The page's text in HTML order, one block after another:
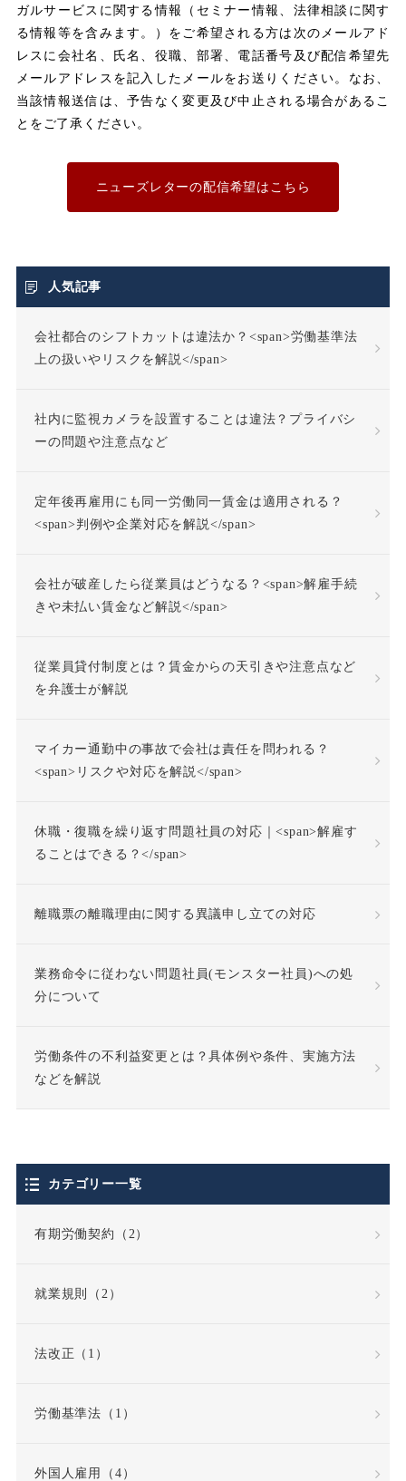
メンタルヘルス
ユニオン
不利益取り扱い
不利益変更
不当労働行為 不支給
不法行為責任
不活動仮眠時間 不眠症
事業場外労働
付加金
企業再生 休日出勤
休業補償
休職合意 休職命令
個人情報の利用目的
個人情報の取扱い
個人情報保護法
公益通報・内部告発
公益通報者保護法
ガルサービスに関する情報（セミナー情報、法律相談に関す
る情報等を含みます。）をご希望される方は次のメールアド
レスに会社名、氏名、役職、部署、電話番号及び配信希望先
メールアドレスを記入したメールをお送りください。なお、
当該情報送信は、予告なく変更及び中止される場合があるこ
とをご了承ください。
ニューズレターの配信希望はこちら
人気記事
会社都合のシフトカットは違法か？<span>労働基準法
上の扱いやリスクを解説</span>
社内に監視カメラを設置することは違法？プライバシ
ーの問題や注意点など
定年後再雇用にも同一労働同一賃金は適用される？
<span>判例や企業対応を解説</span>
会社が破産したら従業員はどうなる？<span>解雇手続
きや未払い賃金など解説</span>
従業員貸付制度とは？賃金からの天引きや注意点など
を弁護士が解説
マイカー通勤中の事故で会社は責任を問われる？
<span>リスクや対応を解説</span>
休職・復職を繰り返す問題社員の対応｜<span>解雇す
ることはできる？</span>
離職票の離職理由に関する異議申し立ての対応
業務命令に従わない問題社員(モンスター社員)への処
分について
労働条件の不利益変更とは？具体例や条件、実施方法
などを解説
カテゴリー一覧
有期労働契約（2）
就業規則（2）
法改正（1）
労働基準法（1）
外国人雇用（4）